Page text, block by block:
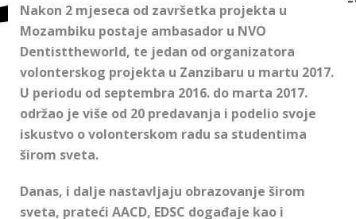
Nakon 2 mjeseca od završetka projekta u
Mozambiku postaje ambasador u NVO
Dentisttheworld, te jedan od organizatora
volonterskog projekta u Zanzibaru u martu 2017.
U periodu od septembra 2016. do marta 2017.
održao je više od 20 predavanja i podelio svoje
iskustvo o volonterskom radu sa studentima
širom sveta.
Danas, i dalje nastavljaju obrazovanje širom
sveta, prateći AACD, EDSC događaje kao i